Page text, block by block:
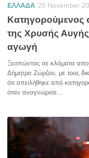
ΕΛΛΑΔΑ 25 November
Κατηγορούμενος
της Χρυσής
αγωγή
Ξεσπώντας σε κλάματα
Δήμητρα Ζώρζου, με τους
ότι απειλήθηκε από
όταν αναγνώρισε...